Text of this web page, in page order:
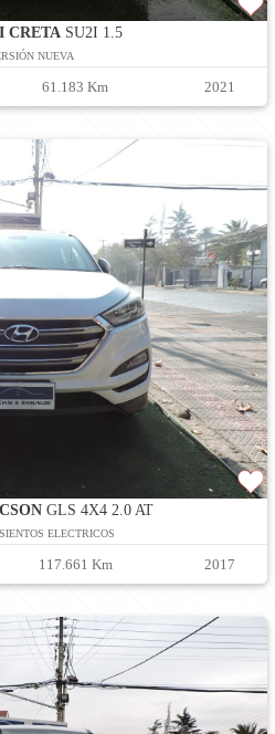
CRETA SU2I 1.5
NUEVA
61.183 Km 2021
GLS 4X4 2.0 AT
ELECTRICOS
117.661 Km 2017